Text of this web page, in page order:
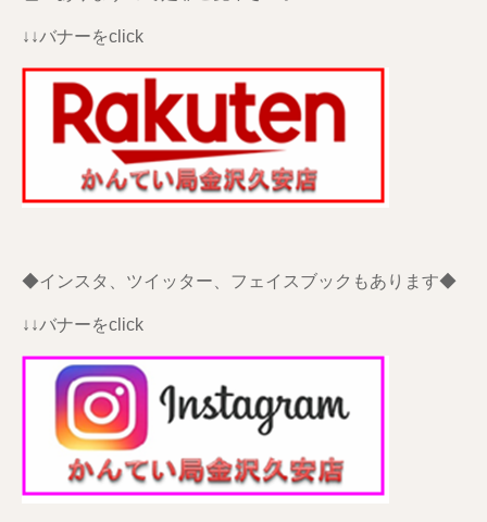
↓↓バナーをclick
◆インスタ、ツイッター、フェイスブックもあります◆
↓↓バナーをclick